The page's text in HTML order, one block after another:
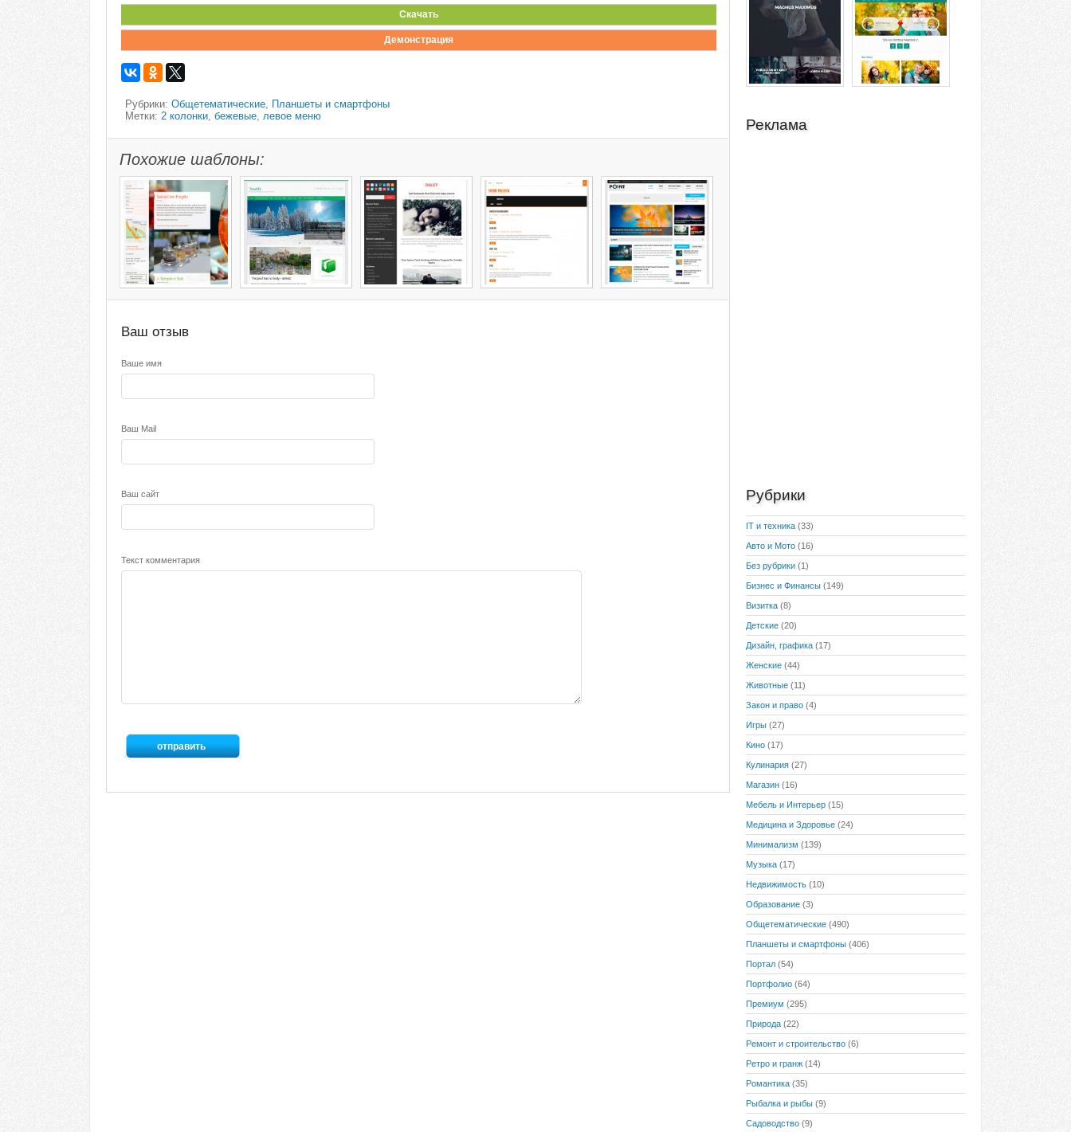
Скачать
Демонстрация
Рубрики: Общетематические Планшеты и смартфоны
Метки: 2 колонки бежевые левое меню
Похожие шаблоны:
Ваш отзыв
Ваше имя
Ваш Mail
Ваш сайт
Текст комментария
Реклама
Рубрики
IT и техника (33)
Авто и Мото (16)
Без рубрики (1)
Бизнес и Финансы (149)
Визитка (8)
Детские (20)
Дизайн, графика (17)
Женские (44)
Животные (11)
Закон и право (4)
Игры (27)
Кино (17)
Кулинария (27)
Магазин (16)
Мебель и Интерьер (15)
Медицина и Здоровье (24)
Минимализм (139)
Музыка (17)
Недвижимость (10)
Образование (3)
Общетематические (490)
Планшеты и смартфоны (406)
Портал (54)
Портфолио (64)
Премиум (295)
Природа (22)
Ремонт и строительство (6)
Ретро и гранж (14)
Романтика (35)
Рыбалка и рыбы (9)
Садоводство (9)